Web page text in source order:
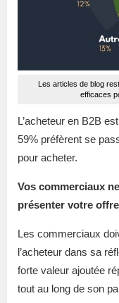
Les articles de blog
efficaces
L’acheteur en B2B
59% préfèrent se
pour acheter.
Vos commerciaux
présenter votre
Les commerciaux
l’acheteur dans sa
forte valeur ajoutée
tout au long de son